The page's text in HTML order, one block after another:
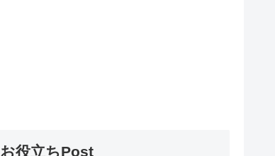
お役立ちPost